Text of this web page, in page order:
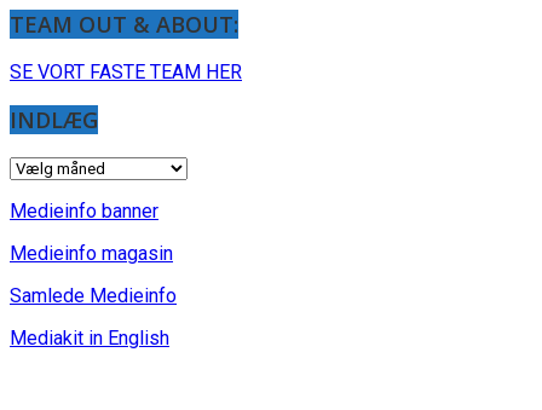
TEAM OUT & ABOUT:
SE VORT FASTE TEAM HER
INDLÆG
INDLÆG
Medieinfo banner
Medieinfo magasin
Samlede Medieinfo
Mediakit in English